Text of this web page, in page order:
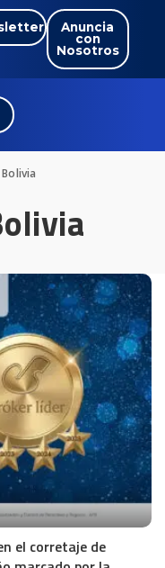
Anuncia
con
Nosotros
Bolivia
el corretaje de